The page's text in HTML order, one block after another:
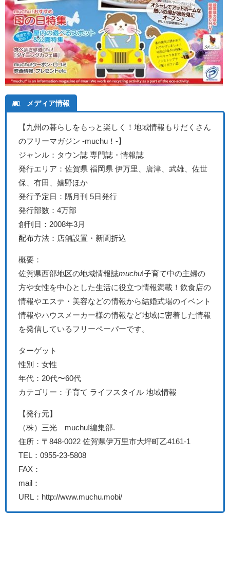
メディア情報
【九州の暮らしをもっと楽しく！地域情報もりだくさん
のフリーマガジン -muchu！-】
ジャンル：タウン誌 専門誌・情報誌
発行エリア：佐賀県 福岡県 伊万里、唐津、武雄、佐世
保、有田、嬉野ほか
発行予定日：隔月刊 5日発行
発行部数：4万部
創刊日：2008年3月
配布方法：店舗設置・新聞折込
概要：
佐賀県西部地区の地域情報誌muchu!子育て中の主婦の
方や女性を中心とした生活に役立つ情報満載！飲食店の
情報やエステ・美容などの情報から結婚式場のイベント
情報やハウスメーカー様の情報など地域に密着した情報
を発信しているフリーペーパーです。
ターゲット
性別：女性
年代： 20代〜60代
カテゴリー：子育て ライフスタイル 地域情報
【発行元】
（株）三光 muchu!編集部.
住所：〒848-0022 佐賀県伊万里市大坪町乙4161-1
TEL：0955-23-5808
FAX：
mail：
URL：http://www.muchu.mobi/